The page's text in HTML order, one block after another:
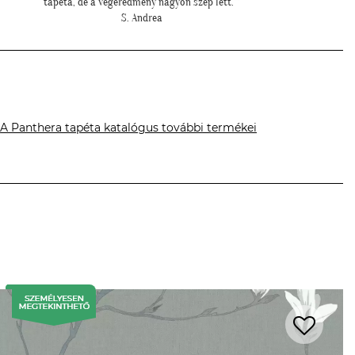
A Panthera tapéta katalógus további termékei